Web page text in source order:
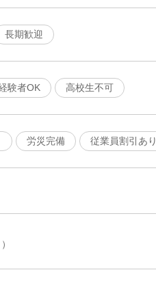
長期歓迎
験者OK 高校生不可
労災完備 従業員割引あり